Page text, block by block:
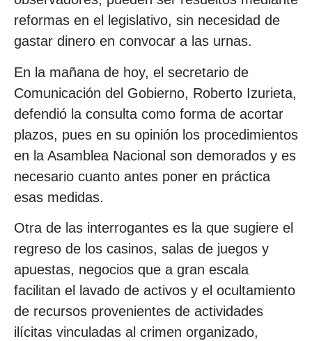
reformas en el legislativo, sin necesidad de
gastar dinero en convocar a las urnas.
En la mañana de hoy, el secretario de
Comunicación del Gobierno, Roberto Izurieta,
defendió la consulta como forma de acortar
plazos, pues en su opinión los procedimientos
en la Asamblea Nacional son demorados y es
necesario cuanto antes poner en práctica
esas medidas.
Otra de las interrogantes es la que sugiere el
regreso de los casinos, salas de juegos y
apuestas, negocios que a gran escala
facilitan el lavado de activos y el ocultamiento
de recursos provenientes de actividades
ilícitas vinculadas al crimen organizado,